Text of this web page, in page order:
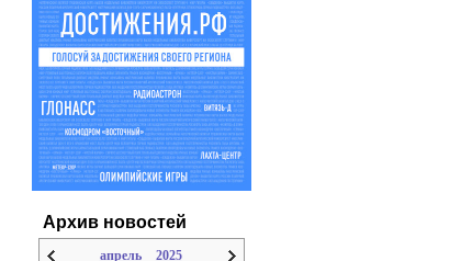
Архив новостей
апрель 2025